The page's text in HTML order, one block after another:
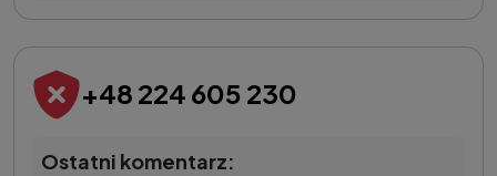
+48 224 605 230
Ostatni komentarz: